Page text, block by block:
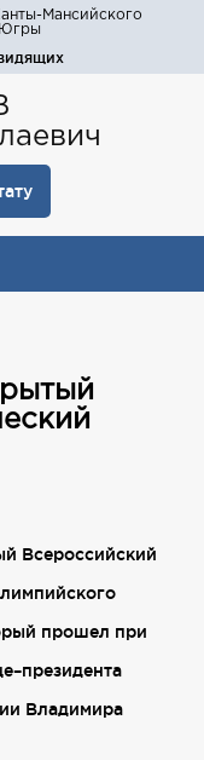
Мансийского
Югры
Всероссийский
прошел при
Владимира